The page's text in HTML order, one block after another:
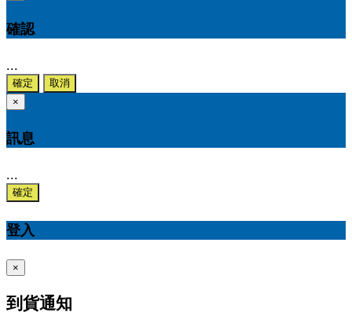
確認
...
確定
取消
×
訊息
...
確定
登入
×
到貨通知